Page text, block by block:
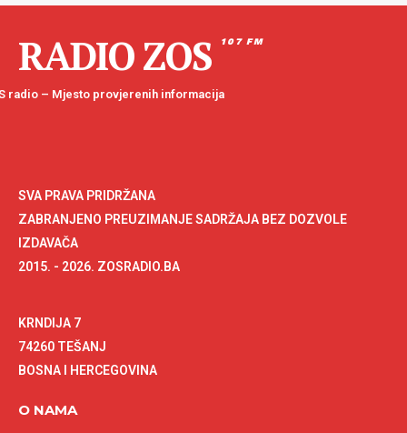
RADIO ZOS 107 FM
radio – Mjesto provjerenih informacija
SVA PRAVA PRIDRŽANA
ZABRANJENO PREUZIMANJE SADRŽAJA BEZ DOZVOLE
IZDAVAČA
2015. - 2026. ZOSRADIO.BA
KRNDIJA 7
74260 TEŠANJ
BOSNA I HERCEGOVINA
O NAMA